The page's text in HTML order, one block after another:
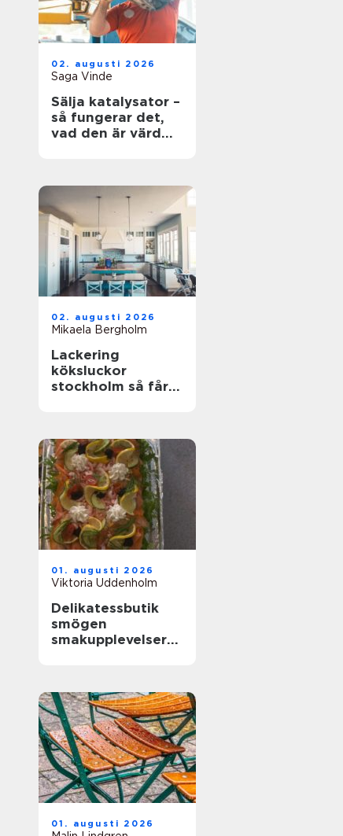
02. augusti 2026
Saga Vinde
Sälja katalysator –
så fungerar det,
vad den är värd
02. augusti 2026
Mikaela Bergholm
Lackering
köksluckor
stockholm så får
01. augusti 2026
Viktoria Uddenholm
Delikatessbutik
smögen
smakupplevelser
01. augusti 2026